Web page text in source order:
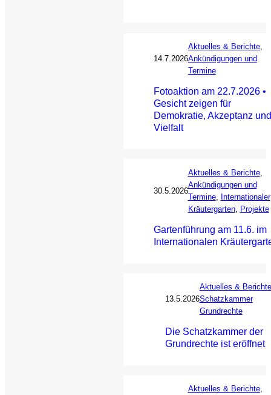
14.7.2026
Aktuelles & Berichte
Ankündigungen und
Termine
Fotoaktion am 22.7.2026 •
Gesicht zeigen für
Demokratie, Akzeptanz und
Vielfalt
30.5.2026
Aktuelles & Berichte
Ankündigungen und
Termine, Internationaler
Kräutergarten, Projekte
Gartenführung am 11.6. im
Internationalen
13.5.2026
Aktuelles & Berichte
Schatzkammer
Grundrechte
Die Schatzkammer der
Grundrechte ist eröffnet
Aktuelles & Berichte